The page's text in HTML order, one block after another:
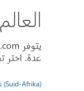
العالم
عدة. اختر
(Suid-Afrika)